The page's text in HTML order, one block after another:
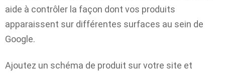
aide à contrôler la façon dont vos produits
apparaissent sur différentes surfaces au sein de
Google.
Ajoutez un schéma de produit sur votre site et